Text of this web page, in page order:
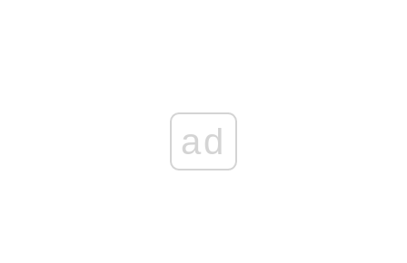
ad